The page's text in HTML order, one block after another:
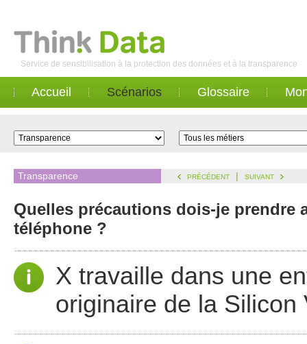
Service de sensibilisation à la protection des données et à la transparence
Accueil Scénarios Glossaire
Transparence PRÉCÉDENT | SUIVANT
Quelles précautions dois-je prendre
téléphone ?
X travaille dans une
originaire de la Silicon